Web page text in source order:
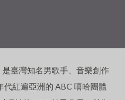
臺灣知名男歌手、音樂創作
代紅遍亞洲的 ABC 嘻哈團體